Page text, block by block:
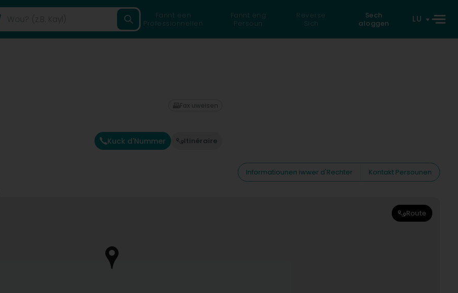
Fannt een
Professionnellen
Fannt eng
Persoun
Reverse
Sich
Sech
aloggen
LU
Kuck d'Nummer Itinéraire
Fax uweisen
Informatiounen iwwer d'Rechter
Kontakt Persounen
Route